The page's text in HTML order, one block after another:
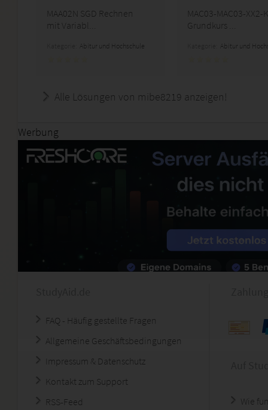
MAA02N SGD Rechnen
mit Variabl...
Abitur und Hochschule
MAC03-MAC03-XX2-
Grundkurs ...
Abitur und
Alle Lösungen von mibe8219 anzeigen!
Werbung
FAQ - Häufig gestellte Fragen
Allgemeine Geschäftsbedingungen
Impressum & Datenschutz
Kontakt zum Support
RSS-Feed
Wie